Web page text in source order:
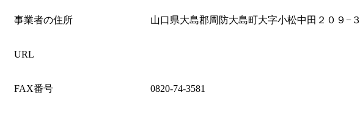
事業者の住所 山口県大島郡周防大島町大字小松中田２０９−３
URL
FAX番号 0820-74-3581